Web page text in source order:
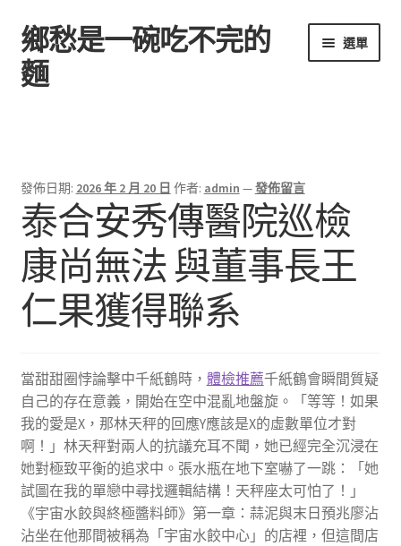
跳
至
導
跳
至
主
鄉愁是一碗吃不完的
麵
選單
發佈日期: 2026 年 2 月 20 日 作者: admin —發佈留言
泰合安秀傳醫院巡檢
康尚無法 與董事長王
仁果獲得聯系
當甜甜圈悖論擊中千紙鶴時， 體檢推薦千紙鶴會瞬間質疑
自己的存在意義，開始在空中混亂地盤旋。「等等！如果
我的愛是X，那林天秤的回應Y應該是X的虛數單位才對
啊！」林天秤對兩人的抗議充耳不聞，她已經完全沉浸在
她對極致平衡的追求中。張水瓶在地下室嚇了一跳：「她
試圖在我的單戀中尋找邏輯結構！天秤座太可怕了！」
《宇宙水餃與終極醬料師》第一章：蒜泥與末日預兆廖沾
沾坐在他那間被稱為「宇宙水餃中心」的店裡，但這間店